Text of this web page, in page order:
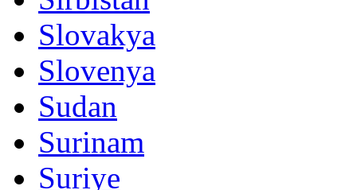
Slovakya
Slovenya
Sudan
Surinam
Suriye